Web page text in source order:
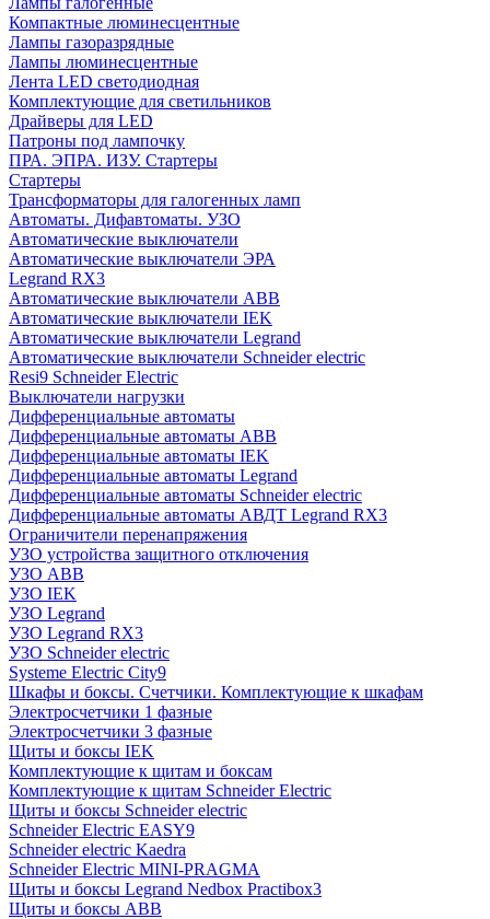
Компактные люминесцентные
Лампы газоразрядные
Лампы люминесцентные
Лента LED светодиодная
Комплектующие для светильников
Драйверы для LED
Патроны под лампочку
ПРА. ЭПРА. ИЗУ. Стартеры
Стартеры
Трансформаторы для галогенных ламп
Автоматы. Дифавтоматы. УЗО
Автоматические выключатели
Автоматические выключатели ЭРА
Legrand RX3
Автоматические выключатели ABB
Автоматические выключатели IEK
Автоматические выключатели Legrand
Автоматические выключатели Schneider electric
Resi9 Schneider Electric
Выключатели нагрузки
Дифференциальные автоматы
Дифференциальные автоматы ABB
Дифференциальные автоматы IEK
Дифференциальные автоматы Legrand
Дифференциальные автоматы Schneider electric
Дифференциальные автоматы АВДТ Legrand RX3
Ограничители перенапряжения
УЗО устройства защитного отключения
УЗО ABB
УЗО IEK
УЗО Legrand
УЗО Legrand RX3
УЗО Schneider electric
Systeme Electric City9
Шкафы и боксы. Счетчики. Комплектующие к шкафам
Электросчетчики 1 фазные
Электросчетчики 3 фазные
Щиты и боксы IEK
Комплектующие к щитам и боксам
Комплектующие к щитам Schneider Electric
Щиты и боксы Schneider electric
Schneider Electric EASY9
Schneider electric Kaedra
Schneider Electric MINI-PRAGMA
Щиты и боксы Legrand Nedbox Practibox3
Щиты и боксы ABB